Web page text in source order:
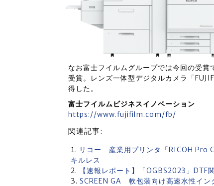
なお富士フイルムグループでは今回の受
受賞。レンズ一体型デジタルカメラ「
得した。
富士フイルムビジネスイノベーション
https://www.fujifilm.com/fb/
関連記事:
リコー 産業用プリンタ「RICOH Pro
キルレス
【速報レポート】「OGBS2023」
SCREEN GA 軟包装向け高速水性イ